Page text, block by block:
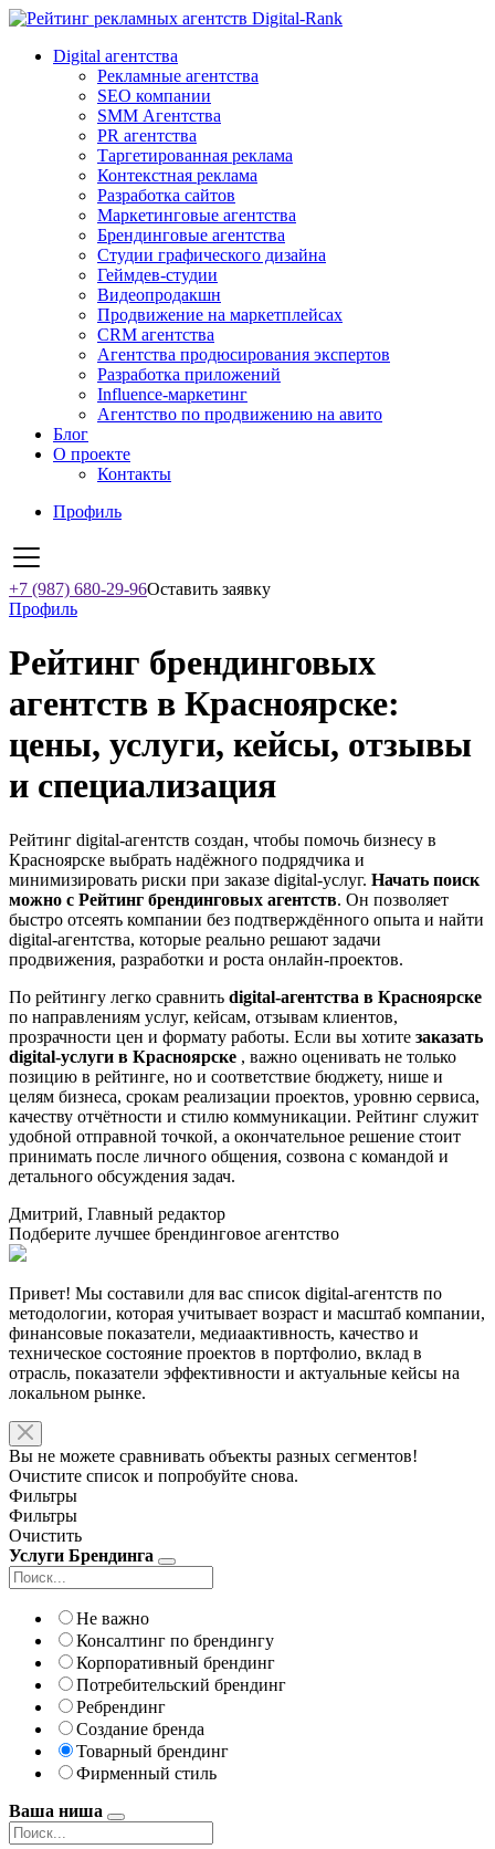
Digital-Rank
Digital агентства
Рекламные агентства
SEO компании
SMM Агентства
PR агентства
Таргетированная реклама
Контекстная реклама
Разработка сайтов
Маркетинговые агентства
Брендинговые агентства
Студии графического дизайна
Геймдев-студии
Видеопродакшн
Продвижение на маркетплейсах
CRM агентства
Агентства продюсирования экспертов
Разработка приложений
Influence-маркетинг
Агентство по продвижению на авито
Блог
О проекте
Контакты
Профиль
+7 (987) 680-29-96Оставить заявку
Профиль
Рейтинг брендинговых
агентств в Красноярске:
цены, услуги, кейсы, отзывы
и специализация
Рейтинг digital-агентств создан, чтобы помочь бизнесу в
Красноярске выбрать надёжного подрядчика и
минимизировать риски при заказе digital-услуг. Начать поиск
можно с Рейтинг брендинговых агентств. Он позволяет
быстро отсеять компании без подтверждённого опыта и найти
digital-агентства, которые реально решают задачи
продвижения, разработки и роста онлайн-проектов.
По рейтингу легко сравнить digital-агентства в Красноярске
по направлениям услуг, кейсам, отзывам клиентов,
прозрачности цен и формату работы. Если вы хотите заказать
digital-услуги в Красноярске , важно оценивать не только
позицию в рейтинге, но и соответствие бюджету, нише и
целям бизнеса, срокам реализации проектов, уровню сервиса,
качеству отчётности и стилю коммуникации. Рейтинг служит
удобной отправной точкой, а окончательное решение стоит
принимать после личного общения, созвона с командой и
детального обсуждения задач.
Дмитрий, Главный редактор
Подберите лучшее брендинговое агентство
Привет! Мы составили для вас список digital-агентств по
методологии, которая учитывает возраст и масштаб компании,
финансовые показатели, медиаактивность, качество и
техническое состояние проектов в портфолио, вклад в
отрасль, показатели эффективности и актуальные кейсы на
локальном рынке.
Вы не можете сравнивать объекты разных сегментов!
Очистите список и попробуйте снова.
Фильтры
Фильтры
Очистить
Услуги Брендинга
Не важно
Консалтинг по брендингу
Корпоративный брендинг
Потребительский брендинг
Ребрендинг
Создание бренда
Товарный брендинг
Фирменный стиль
Ваша ниша